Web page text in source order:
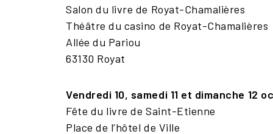
Salon du livre de Royat-Chamalières
Théâtre du casino de Royat-Chamalières
Allée du Pariou
63130 Royat
Vendredi 10, samedi 11 et dimanche 12
Fête du livre de Saint-Etienne
Place de l’hôtel de Ville